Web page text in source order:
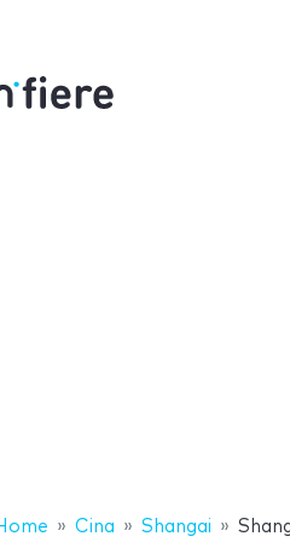
Cina Shangai